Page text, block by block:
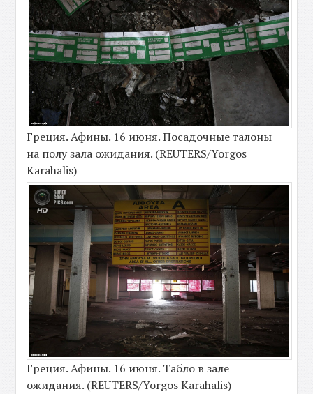
Греция. Афины. 16 июня. Посадочные талоны
на полу зала ожидания. (REUTERS/Yorgos
Karahalis)
Греция. Афины. 16 июня. Табло в зале
ожидания. (REUTERS/Yorgos Karahalis)